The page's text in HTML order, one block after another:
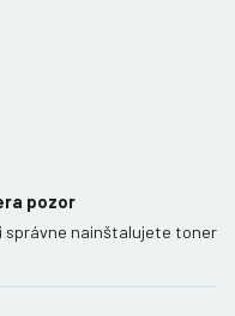
pozor
správne nainštalujete toner